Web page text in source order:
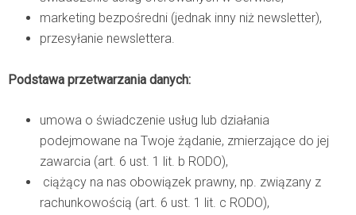
marketing bezpośredni (jednak inny niż newsletter),
przesyłanie newslettera.
Podstawa przetwarzania danych:
umowa o świadczenie usług lub działania
podejmowane na Twoje żądanie, zmierzające do jej
zawarcia (art. 6 ust. 1 lit. b RODO),
ciążący na nas obowiązek prawny, np. związany z
rachunkowością (art. 6 ust. 1 lit. c RODO),